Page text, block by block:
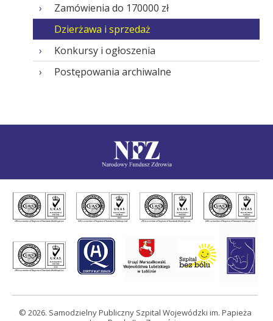
Zamówienia do 170000 zł
Dzierżawa i sprzedaż
Konkursy i ogłoszenia
Postępowania archiwalne
© 2026. Samodzielny Publiczny Szpital Wojewódzki im. Papieża